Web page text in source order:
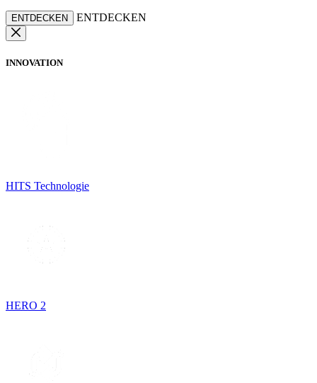
ENTDECKEN ENTDECKEN
INNOVATION
HITS Technologie
HERO 2